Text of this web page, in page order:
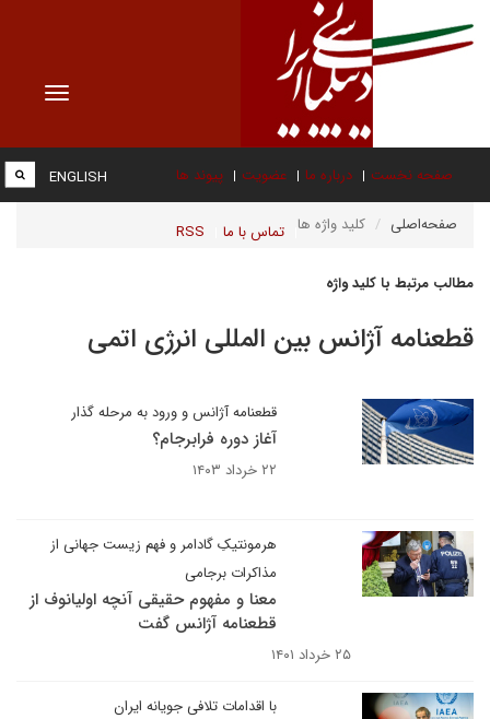
Toggle
صفحه نخست درباره ما عضویت پیوند ها
تماس با ما RSS
ENGLISH
صفحه‌اصلی کلید واژه ها
مطالب مرتبط با کلید واژه
قطعنامه آژانس بین المللی انرژی اتمی
قطعنامه آژانس و ورود به مرحله گذار
آغاز دوره فرابرجام؟
۲۲ خرداد ۱۴۰۳
هرمونتیکِ گادامر و فهم زیست جهانی از
مذاکرات برجامی
معنا و مفهوم حقیقی آنچه اولیانوف از
قطعنامه آژانس گفت
۲۵ خرداد ۱۴۰۱
با اقدامات تلافی جویانه ایران